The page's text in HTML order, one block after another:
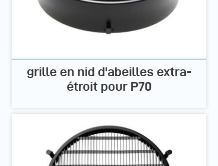
grille en nid d'abeilles extra-
étroit pour P70